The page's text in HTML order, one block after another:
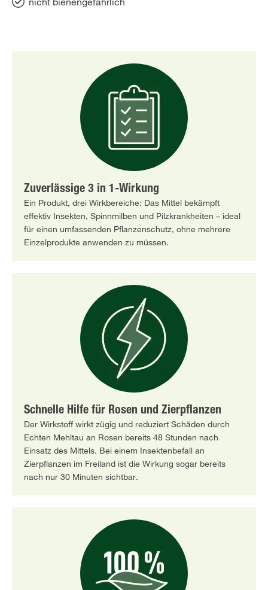
Zuverlässige 3 in 1-Wirkung
Ein Produkt, drei Wirkbereiche: Das Mittel bekämpft
effektiv Insekten, Spinnmilben und Pilzkrankheiten – ideal
für einen umfassenden Pflanzenschutz, ohne mehrere
Einzelprodukte anwenden zu müssen.
Schnelle Hilfe für Rosen und Zierpflanzen
Der Wirkstoff wirkt zügig und reduziert Schäden durch
Echten Mehltau an Rosen bereits 48 Stunden nach
Einsatz des Mittels. Bei einem Insektenbefall an
Zierpflanzen im Freiland ist die Wirkung sogar bereits
nach nur 30 Minuten sichtbar.